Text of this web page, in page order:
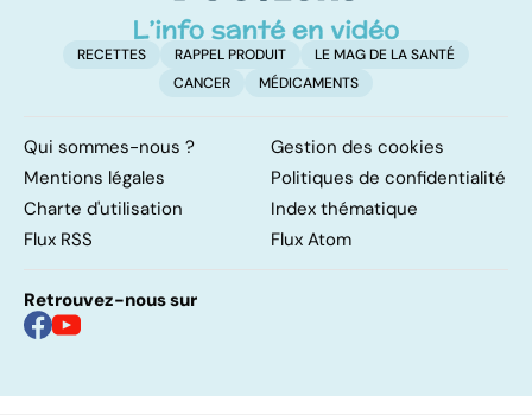
RECETTES RAPPEL PRODUIT
LE MAG DE LA SANTÉ
CANCER
MÉDICAMENTS
Qui sommes-nous ?
Gestion des cookies
Mentions légales
Politiques de confidentialité
Charte d'utilisation
Index thématique
Flux RSS
Flux Atom
Retrouvez-nous sur